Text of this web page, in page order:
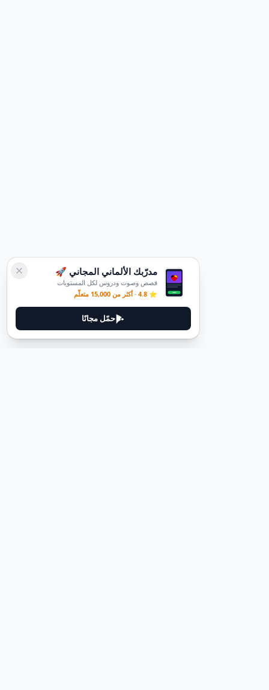
مدرّبك الألماني المجاني 🚀
قصص وصوت ودروس لكل المستويات
⭐ 4.8 · أكثر من 15,000 متعلّم
حمّل مجانًا